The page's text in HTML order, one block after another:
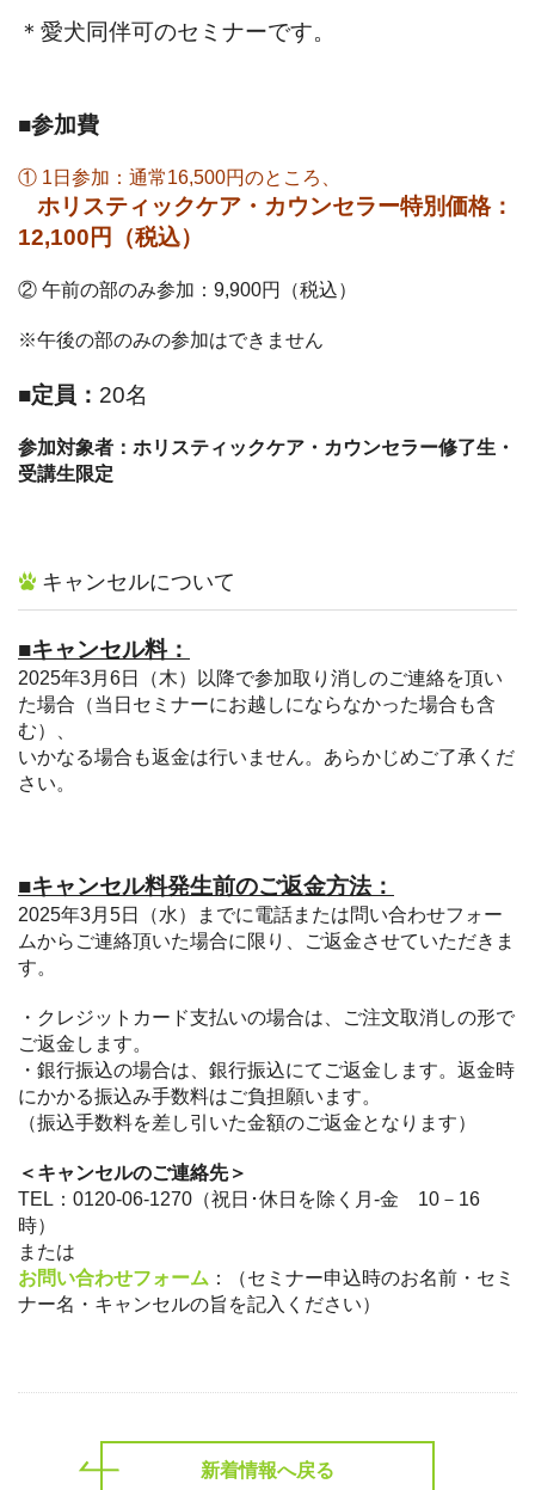
＊愛犬同伴可のセミナーです。
■参加費
① 1日参加：通常16,500円のところ、
ホリスティックケア・カウンセラー特別価格：
12,100円（税込）
② 午前の部のみ参加：9,900円（税込）
※午後の部のみの参加はできません
■定員： 20名
参加対象者：ホリスティックケア・カウンセラー修了生・
受講生限定
キャンセルについて
■キャンセル料：
2025年3月6日（木）以降で参加取り消しのご連絡を頂い
た場合（当日セミナーにお越しにならなかった場合も含
む）、
いかなる場合も返金は行いません。あらかじめご了承くだ
さい。
■キャンセル料発生前のご返金方法：
2025年3月5日（水）までに電話または問い合わせフォー
ムからご連絡頂いた場合に限り、ご返金させていただきま
す。
・クレジットカード支払いの場合は、ご注文取消しの形で
ご返金します。
・銀行振込の場合は、銀行振込にてご返金します。返金時
にかかる振込み手数料はご負担願います。
（振込手数料を差し引いた金額のご返金となります）
＜キャンセルのご連絡先＞
TEL：0120-06-1270（祝日･休日を除く月-金 10－16
時）
または
お問い合わせフォーム ：（セミナー申込時のお名前・セミ
ナー名・キャンセルの旨を記入ください）
新着情報へ戻る